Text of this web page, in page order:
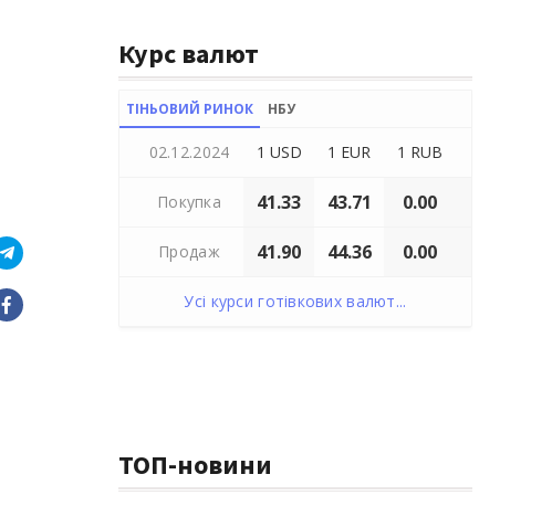
Курс валют
ТІНЬОВИЙ РИНОК НБУ
02.12.2024 1 USD 1 EUR 1 RUB
Покупка 41.33 43.71 0.00
Продаж 41.90 44.36 0.00
Усі курси готівкових валют...
ТОП-новини